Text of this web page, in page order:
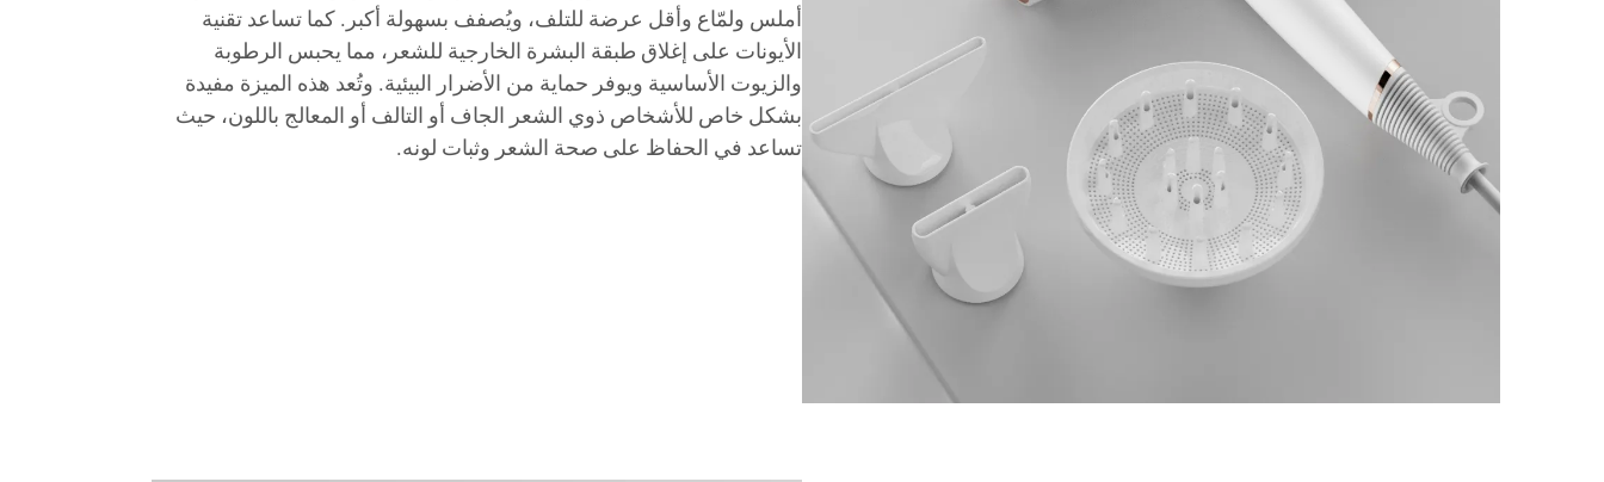
أملس ولمّاع وأقل عرضة للتلف، ويُصفف بسهولة أكبر. كما تساعد تقنية
الأيونات على إغلاق طبقة البشرة الخارجية للشعر، مما يحبس الرطوبة
والزيوت الأساسية ويوفر حماية من الأضرار البيئية. وتُعد هذه الميزة مفيدة
بشكل خاص للأشخاص ذوي الشعر الجاف أو التالف أو المعالج باللون، حيث
تساعد في الحفاظ على صحة الشعر وثبات لونه.